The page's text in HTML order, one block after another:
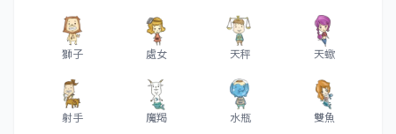
獅子 處女 天秤 天蠍
射手 魔羯 水瓶 雙魚